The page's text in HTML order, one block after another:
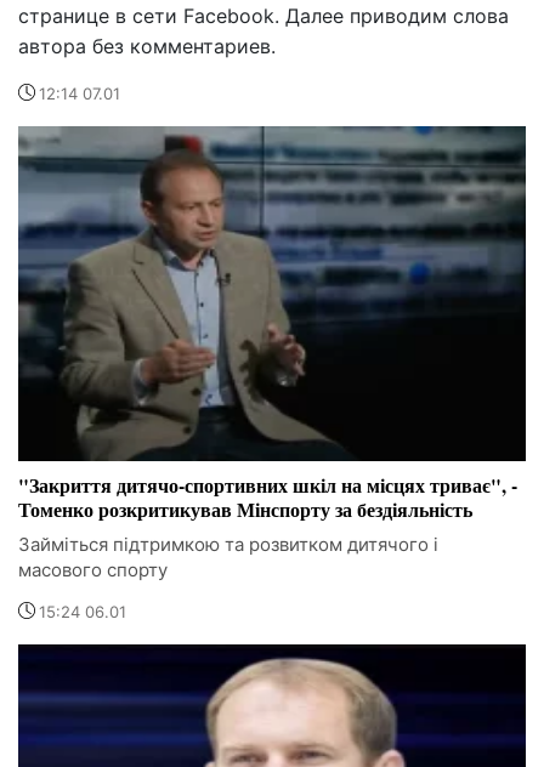
странице в сети Facebook. Далее приводим слова
автора без комментариев.
12:14 07.01
"Закриття дитячо-спортивних шкіл на місцях триває", -
Томенко розкритикував Мінспорту за бездіяльність
Займіться підтримкою та розвитком дитячого і
масового спорту
15:24 06.01